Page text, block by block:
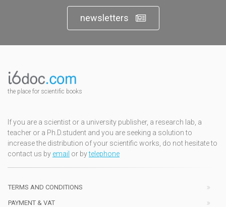
newsletters
the place for scientific books
If you are a scientist or a university publisher, a research lab, a
teacher or a Ph.D.student and you are seeking a solution to
increase the distribution of your scientific works, do not hesitate to
contact us by email or bytelephone
TERMS AND CONDITIONS
PAYMENT & VAT